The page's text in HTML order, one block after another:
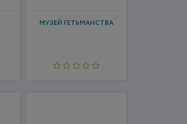
МУЗЕЙ ГЕТЬМАНСТВА